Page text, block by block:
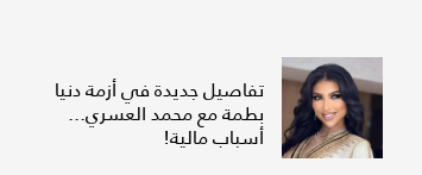
تفاصيل جديدة في أزمة دنيا
بطمة مع محمد العسري...
أسباب مالية!